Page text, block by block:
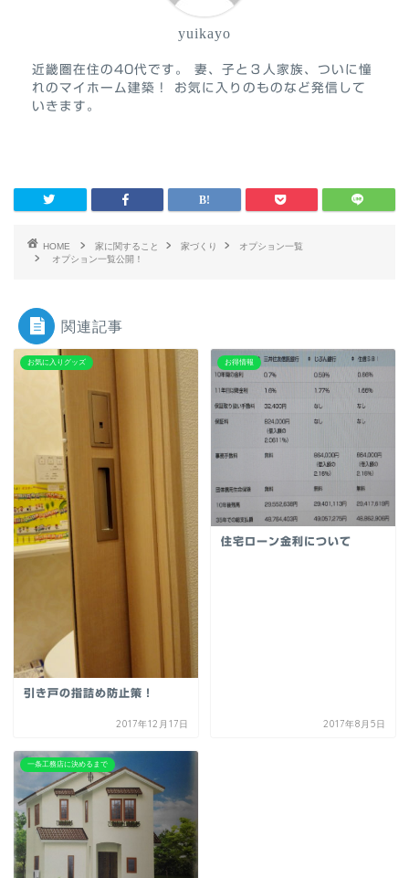
yuikayo
近畿圏在住の40代です。 妻、子と３人家族、ついに憧
れのマイホーム建築！ お気に入りのものなど発信して
いきます。
HOME 家に関すること 家づくり
オプション一覧
オプション一覧公開！
関連記事
お気に入りグッズ
引き戸の指詰め防止策！
2017年12月17日
お得情報
住宅ローン金利について
2017年8月5日
一条工務店に決めるまで